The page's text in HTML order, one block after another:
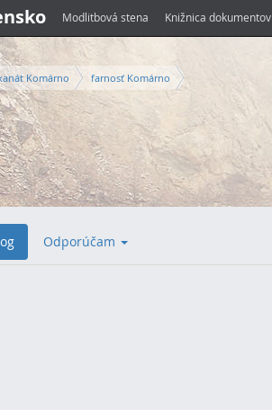
Modlitbová stena Knižnica dokumentov
Komárno farnosť Komárno
Odporúčam